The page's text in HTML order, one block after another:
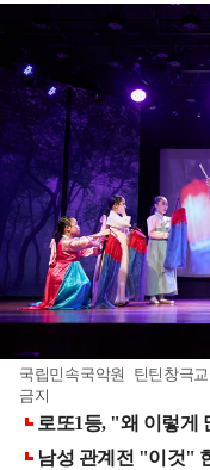
국립민속국악원 틴틴창극
금지